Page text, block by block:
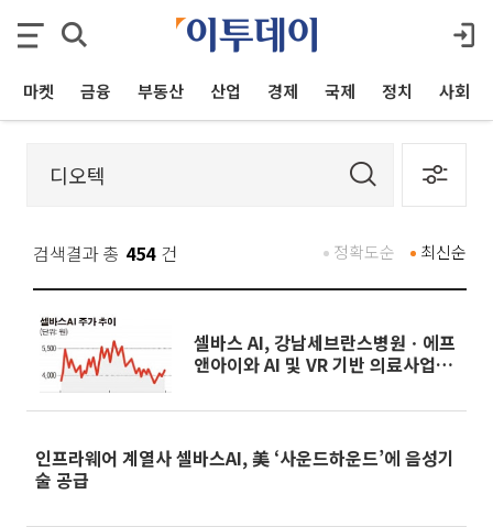
마켓 금융 부동산 산업 경제 국제 정치 사회
검색결과 총 454 건 최신순
정확도순
셀바스 AI, 강남세브란스병원ㆍ에프
앤아이와 AI 및 VR 기반 의료사업
인프라웨어 계열사 셀바스AI, 美 ‘사운드하운드’에 음성기
술 공급